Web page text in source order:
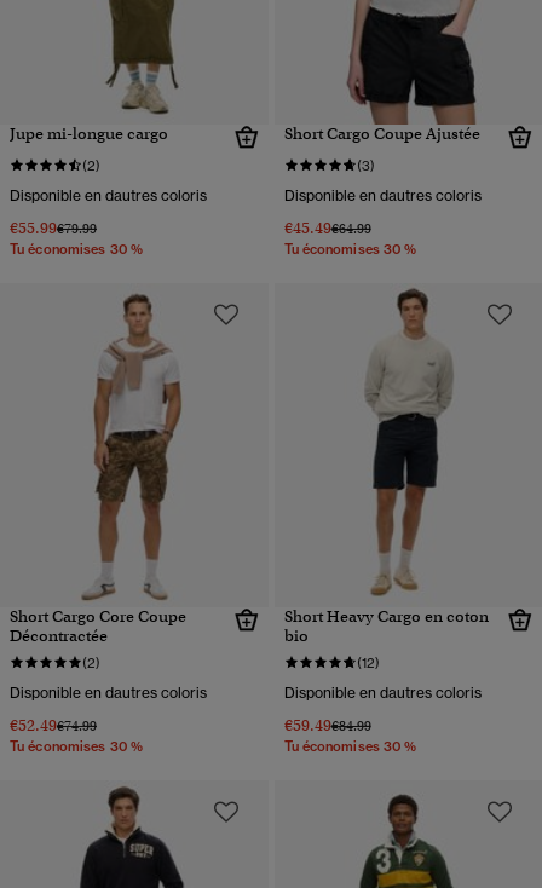
Jupe mi-longue cargo
(2)
Disponible en dautres coloris
€55.99Prix réduit de
€79.99à
Tu économises 30 %
Short Cargo Coupe Ajustée
(3)
Disponible en dautres coloris
€45.49Prix réduit de
€64.99à
Tu économises 30 %
Short Cargo Core Coupe
Décontractée
(2)
Disponible en dautres coloris
€52.49Prix réduit de
€74.99à
Tu économises 30 %
Short Heavy Cargo en coton
bio
(12)
Disponible en dautres coloris
€59.49Prix réduit de
€84.99à
Tu économises 30 %